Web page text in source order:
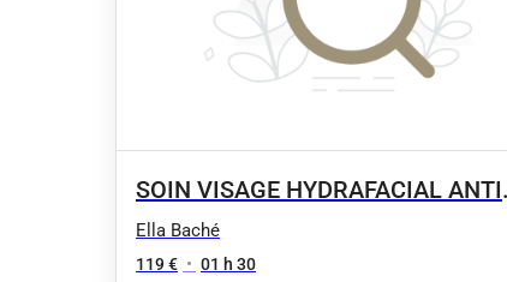
SOIN VISAGE HYDRAFACIAL ANTI
AGE
Ella Baché
119 € • 01 h 30